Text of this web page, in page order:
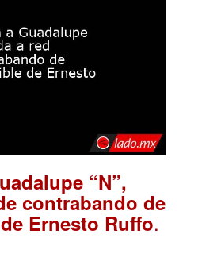
“N”,
contrabando de
Ernesto Ruffo.